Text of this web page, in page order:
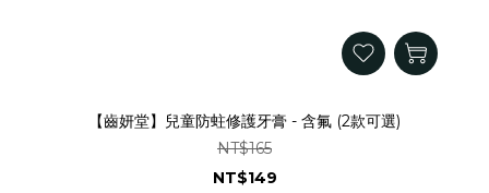
【齒妍堂】兒童防蛀修護牙膏 - 含氟 (2款可選)
NT$165
NT$149